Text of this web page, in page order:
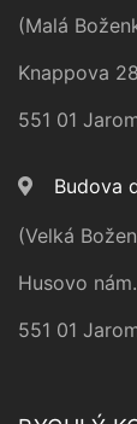
(Malá
Knappova
551 01
Budova
(Velká
Husovo
551 01